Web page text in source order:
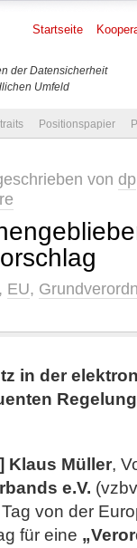
der Datensicherheit
Umfeld
Startseite
Positionspapier
von dp
, EU,
in der
Klaus Müller,
e.V.
von der
für eine